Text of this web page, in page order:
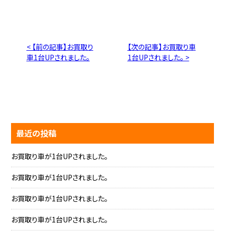
< 【前の記事】お買取り
車1台UPされました。
【次の記事】お買取り車
1台UPされました。 >
最近の投稿
お買取り車が1台UPされました。
お買取り車が1台UPされました。
お買取り車が1台UPされました。
お買取り車が1台UPされました。